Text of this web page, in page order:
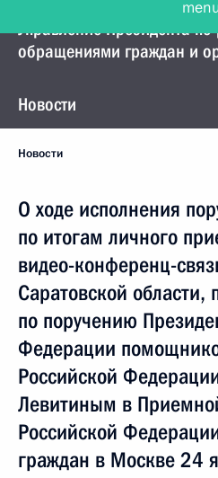
Управление Президента по
обращениями граждан и
Новости
Новости
О ходе исполнения
по итогам личного
видео-конференц-
Саратовской области,
по поручению
Федерации
Российской
Левитиным в
Российской
граждан в Москве 24